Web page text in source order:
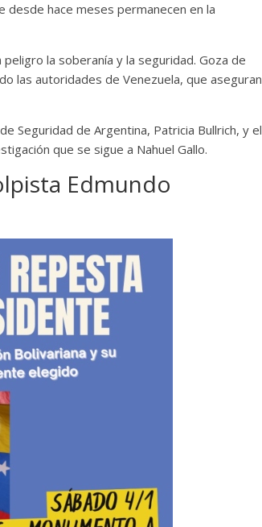
hace meses permanecen en la
la soberanía y la seguridad. Goza de
las autoridades de Venezuela, que aseguran
Seguridad de Argentina, Patricia Bullrich, y el
que se sigue a Nahuel Gallo.
Edmundo